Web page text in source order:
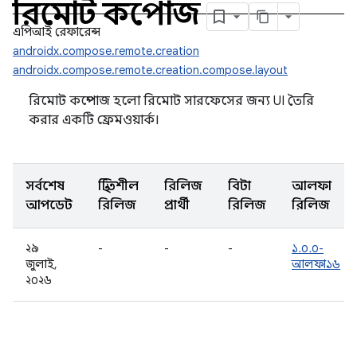
রিমোট কম্পোজ
এপিআই রেফারেন্স
androidx.compose.remote.creation
androidx.compose.remote.creation.compose.layout
রিমোট কম্পোজ হলো রিমোট সারফেসের জন্য UI তৈরি
করার একটি ফ্রেমওয়ার্ক।
সর্বশেষ
আপডেট
স্থিতিশীল
রিলিজ
রিলিজ
প্রার্থী
বিটা
রিলিজ
আলফা
রিলিজ
২৯
জুলাই,
২০২৬
- - -
১.০.০-
আলফা১৬